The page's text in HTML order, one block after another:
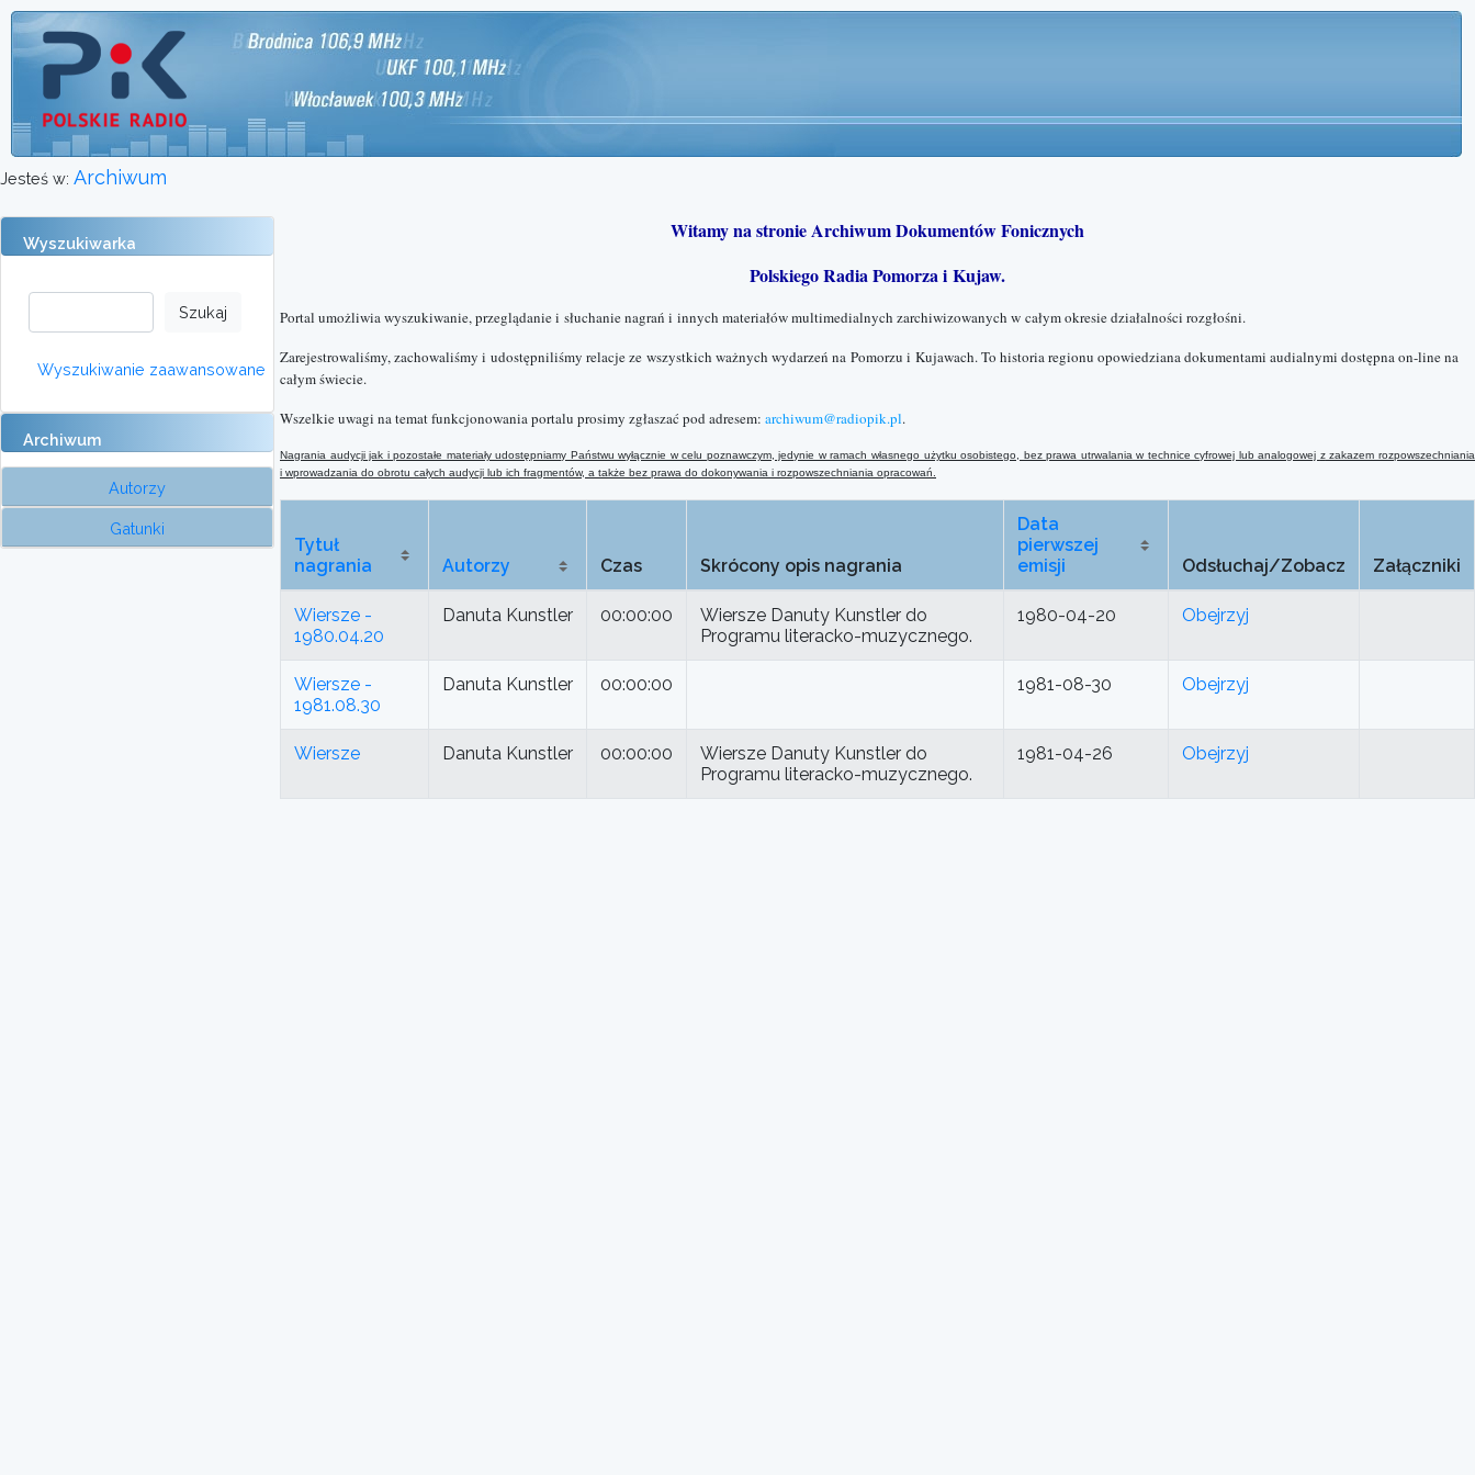
Jesteś w: Archiwum
Wyszukiwarka
Wyszukiwanie zaawansowane
Archiwum
Autorzy
Gatunki
Witamy na stronie Archiwum Dokumentów Fonicznych
Polskiego Radia Pomorza i Kujaw.
Portal umożliwia wyszukiwanie, przeglądanie i słuchanie nagrań i innych materiałów multimedialnych zarchiwizowanych w całym okresie działalności rozgłośni.
Zarejestrowaliśmy, zachowaliśmy i udostępniliśmy relacje ze wszystkich ważnych wydarzeń na Pomorzu i Kujawach. To historia regionu opowiedziana dokumentami audialnymi dostępna on-line na
całym świecie.
Wszelkie uwagi na temat funkcjonowania portalu prosimy zgłaszać pod adresem: archiwum@radiopik.pl.
Nagrania audycji jak i pozostałe materiały udostępniamy Państwu wyłącznie w celu poznawczym, jedynie w ramach własnego użytku osobistego, bez prawa utrwalania w technice cyfrowej lub analogowej zzakazem rozpowszechniania
i wprowadzania do obrotu całych audycji lub ich fragmentów, a także bez prawa do dokonywania i rozpowszechniania opracowań.
Tytuł
nagrania
Autorzy Czas Skrócony opis nagrania
Data
pierwszej
emisji
Odsłuchaj/Zobacz Załączniki
Wiersze -
1980.04.20
Danuta Kunstler 00:00:00
Wiersze Danuty Kunstler do
Programu literacko-muzycznego.
1980-04-20 Obejrzyj
Wiersze -
1981.08.30
Danuta Kunstler 00:00:00 1981-08-30 Obejrzyj
Wiersze Danuta Kunstler 00:00:00
Wiersze Danuty Kunstler do
Programu literacko-muzycznego.
1981-04-26 Obejrzyj